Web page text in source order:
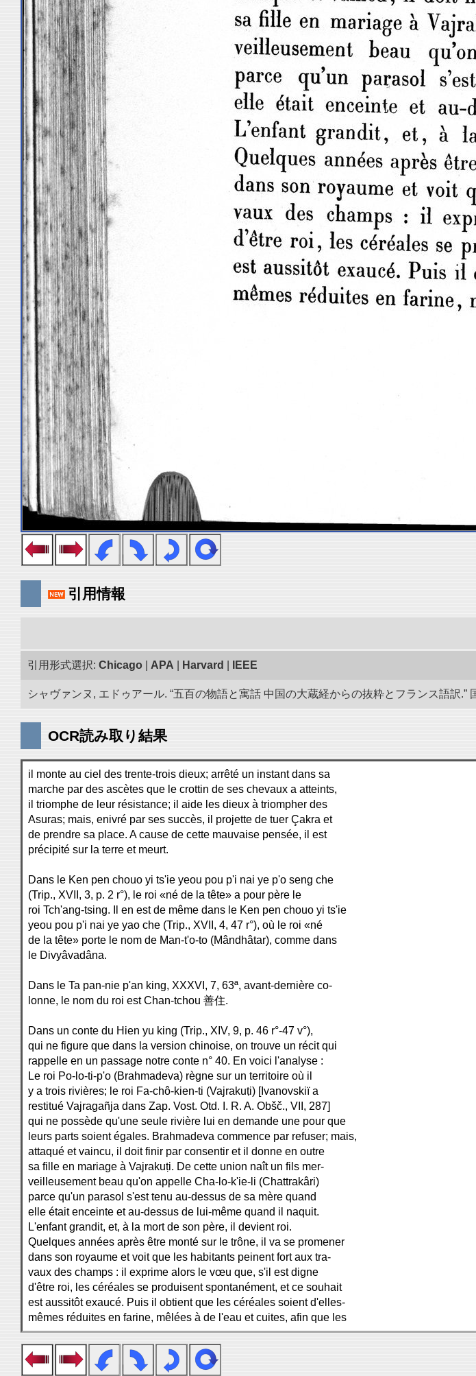
引用情報
引用形式選択: Chicago APA Harvard IEEE
シャヴァンヌ, エドゥアール. “五百の物語と寓話 中国の大蔵経からの抜粋とフランス語訳
OCR読み取り結果
il monte au ciel des trente-trois dieux; arrêté un instant dans sa
marche par des ascètes que le crottin de ses chevaux a atteints,
il triomphe de leur résistance; il aide les dieux à triompher des
Asuras; mais, enivré par ses succès, il projette de tuer Çakra et
de prendre sa place. A cause de cette mauvaise pensée, il est
précipité sur la terre et meurt.
Dans le Ken pen chouo yi ts'ie yeou pou p'i nai ye p'o seng che
(Trip., XVII, 3, p. 2 r°), le roi «né de la tête» a pour père le
roi Tch'ang-tsing. Il en est de même dans le Ken pen chouo yi ts'ie
yeou pou p'i nai ye yao che (Trip., XVII, 4, 47 r°), où le roi «né
de la tête» porte le nom de Man-t'o-to (Mândhâtar), comme dans
le Divyâvadâna.
Dans le Ta pan-nie p'an king, XXXVI, 7, 63ª, avant-dernière co-
lonne, le nom du roi est Chan-tchou 善住.
Dans un conte du Hien yu king (Trip., XIV, 9, p. 46 r°-47 v°),
qui ne figure que dans la version chinoise, on trouve un récit qui
rappelle en un passage notre conte n° 40. En voici l'analyse :
Le roi Po-lo-ti-p'o (Brahmadeva) règne sur un territoire où il
y a trois rivières; le roi Fa-chô-kien-ti (Vajrakuṭi) [Ivanovskiï a
restitué Vajragañja dans Zap. Vost. Otd. I. R. A. Obšč., VII, 287]
qui ne possède qu'une seule rivière lui en demande une pour que
leurs parts soient égales. Brahmadeva commence par refuser; mais,
attaqué et vaincu, il doit finir par consentir et il donne en outre
sa fille en mariage à Vajrakuṭi. De cette union naît un fils mer-
veilleusement beau qu'on appelle Cha-lo-k'ie-li (Chattrakâri)
parce qu'un parasol s'est tenu au-dessus de sa mère quand
elle était enceinte et au-dessus de lui-même quand il naquit.
L'enfant grandit, et, à la mort de son père, il devient roi.
Quelques années après être monté sur le trône, il va se promener
dans son royaume et voit que les habitants peinent fort aux tra-
vaux des champs : il exprime alors le vœu que, s'il est digne
d'être roi, les céréales se produisent spontanément, et ce souhait
est aussitôt exaucé. Puis il obtient que les céréales soient d'elles-
mêmes réduites en farine, mêlées à de l'eau et cuites, afin que les